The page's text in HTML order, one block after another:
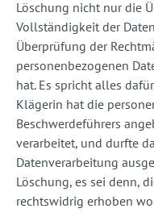
Löschung nicht nur die
Vollständigkeit der
Überprüfung der
personenbezogenen
hat. Es spricht alles
Klägerin hat die
Beschwerdeführers
verarbeitet, und durfte
Datenverarbeitung
Löschung, es sei denn,
rechtswidrig erhoben